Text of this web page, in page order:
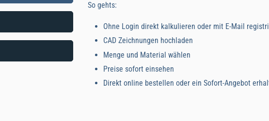
So gehts:
Ohne Login direkt kalkulieren oder mit E-Mail
CAD Zeichnungen hochladen
Menge und Material wählen
Preise sofort einsehen
Direkt online bestellen oder ein Sofort-Angebot